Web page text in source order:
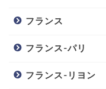
フランス
フランス-パリ
フランス-リヨン